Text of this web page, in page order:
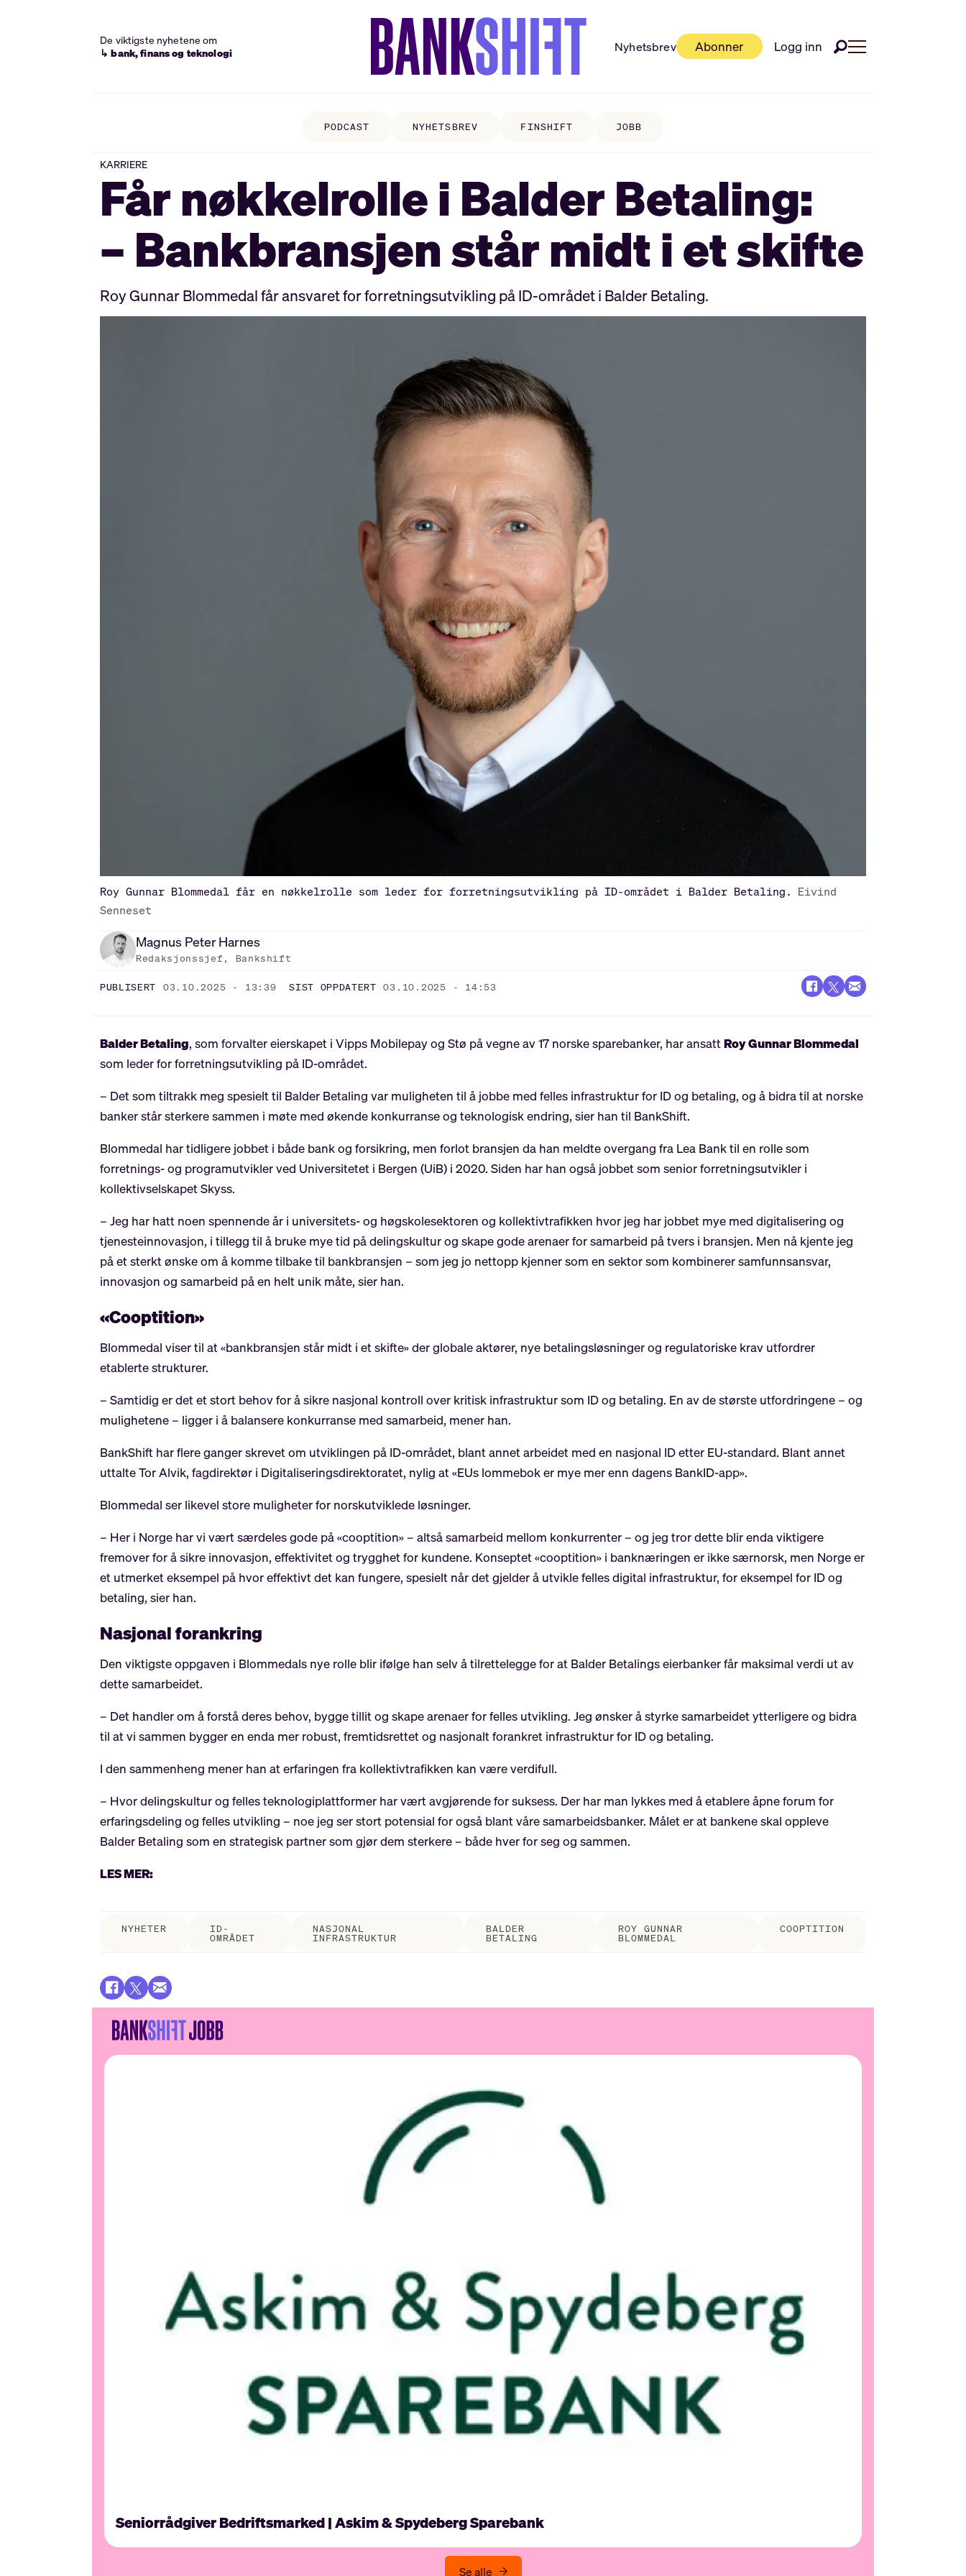
De viktigste nyhetene om
↳ bank, finans og teknologi
Nyhetsbrev Abonner Logg inn
PODCAST NYHETSBREV FINSHIFT JOBB
KARRIERE
Får nøkkelrolle i Balder Betaling:
– Bankbransjen står midt i et skifte
Roy Gunnar Blommedal får ansvaret for forretningsutvikling på ID-området i Balder Betaling.
Roy Gunnar Blommedal får en nøkkelrolle som leder for forretningsutvikling på ID-området i Balder Betaling. Eivind
Senneset
Magnus PeterHarnes
Redaksjonssjef, Bankshift
PUBLISERT 03.10.2025 - 13:39 SIST OPPDATERT 03.10.2025 - 14:53
Balder Betaling, som forvalter eierskapet i Vipps Mobilepay og Stø på vegne av 17 norske sparebanker, har ansattRoy Gunnar Blommedal
som leder for forretningsutvikling på ID-området.
– Det som tiltrakk meg spesielt til Balder Betaling var muligheten til å jobbe med felles infrastruktur for ID og betaling, og å bidra til at norske
banker står sterkere sammen i møte med økende konkurranse og teknologisk endring, sier han til BankShift.
Blommedal har tidligere jobbet i både bank og forsikring, men forlot bransjen da han meldte overgang fra Lea Bank til en rolle som
forretnings- og programutvikler ved Universitetet i Bergen (UiB) i 2020. Siden har han også jobbet som senior forretningsutvikler i
kollektivselskapet Skyss.
– Jeg har hatt noen spennende år i universitets- og høgskolesektoren og kollektivtrafikken hvor jeg har jobbet mye med digitalisering og
tjenesteinnovasjon, i tillegg til å bruke mye tid på delingskultur og skape gode arenaer for samarbeid på tvers i bransjen. Men nå kjente jeg
på et sterkt ønske om å komme tilbake til bankbransjen – som jeg jo nettopp kjenner som en sektor som kombinerer samfunnsansvar,
innovasjon og samarbeid på en helt unik måte, sier han.
«Cooptition»
Blommedal viser til at «bankbransjen står midt i et skifte» der globale aktører, nye betalingsløsninger og regulatoriske krav utfordrer
etablerte strukturer.
– Samtidig er det et stort behov for å sikre nasjonal kontroll over kritisk infrastruktur som ID og betaling. En av de største utfordringene – og
mulighetene – ligger i å balansere konkurranse med samarbeid, mener han.
BankShift har flere ganger skrevet om utviklingen på ID-området, blant annet arbeidet med en nasjonal ID etter EU-standard. Blant annet
uttalte Tor Alvik, fagdirektør i Digitaliseringsdirektoratet, nylig at «EUs lommebok er mye mer enn dagens BankID-app».
Blommedal ser likevel store muligheter for norskutviklede løsninger.
– Her i Norge har vi vært særdeles gode på «cooptition» – altså samarbeid mellom konkurrenter – og jeg tror dette blir enda viktigere
fremover for å sikre innovasjon, effektivitet og trygghet for kundene. Konseptet «cooptition» i banknæringen er ikke særnorsk, men Norge er
et utmerket eksempel på hvor effektivt det kan fungere, spesielt når det gjelder å utvikle felles digital infrastruktur, for eksempel for ID og
betaling, sier han.
Nasjonal forankring
Den viktigste oppgaven i Blommedals nye rolle blir ifølge han selv å tilrettelegge for at Balder Betalings eierbanker får maksimal verdi ut av
dette samarbeidet.
– Det handler om å forstå deres behov, bygge tillit og skape arenaer for felles utvikling. Jeg ønsker å styrke samarbeidet ytterligere og bidra
til at vi sammen bygger en enda mer robust, fremtidsrettet og nasjonalt forankret infrastruktur for ID og betaling.
I den sammenheng mener han at erfaringen fra kollektivtrafikken kan være verdifull.
– Hvor delingskultur og felles teknologiplattformer har vært avgjørende for suksess. Der har man lykkes med å etablere åpne forum for
erfaringsdeling og felles utvikling – noe jeg ser stort potensial for også blant våre samarbeidsbanker. Målet er at bankene skal oppleve
Balder Betaling som en strategisk partner som gjør dem sterkere – både hver for seg og sammen.
LES MER:
NYHETER ID-
OMRÅDET
NASJONAL
INFRASTRUKTUR
BALDER
BETALING
ROY GUNNAR
BLOMMEDAL
COOPTITION
Seniorrådgiver Bedriftsmarked | Askim & Spydeberg Sparebank
Se alle